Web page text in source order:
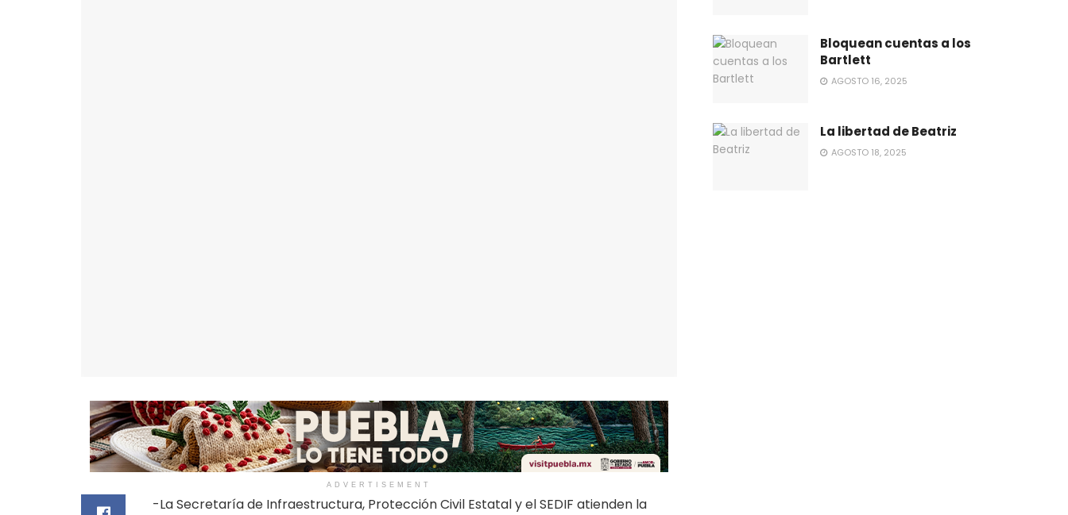
ADVERTISEMENT
-La Secretaría de Infraestructura, Protección Civil Estatal y el SEDIF atienden la
Bloquean cuentas a los
Bartlett
AGOSTO 16, 2025
La libertad de Beatriz
AGOSTO 18, 2025